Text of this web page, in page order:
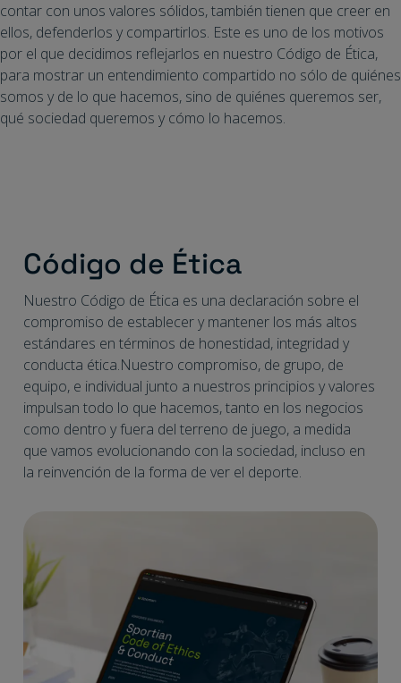
contar con unos valores sólidos, también tienen que creer en
ellos, defenderlos y compartirlos. Este es uno de los motivos
por el que decidimos reflejarlos en nuestro Código de Ética,
para mostrar un entendimiento compartido no sólo de quiénes
somos y de lo que hacemos, sino de quiénes queremos ser,
qué sociedad queremos y cómo lo hacemos.
Código de Ética
Nuestro Código de Ética es una declaración sobre el
compromiso de establecer y mantener los más altos
estándares en términos de honestidad, integridad y
conducta ética.Nuestro compromiso, de grupo, de
equipo, e individual junto a nuestros principios y valores
impulsan todo lo que hacemos, tanto en los negocios
como dentro y fuera del terreno de juego, a medida
que vamos evolucionando con la sociedad, incluso en
la reinvención de la forma de ver el deporte.